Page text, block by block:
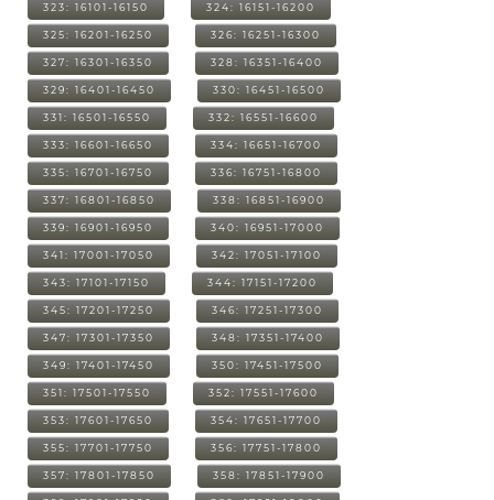
323: 16101-16150 324: 16151-16200
325: 16201-16250 326: 16251-16300
327: 16301-16350 328: 16351-16400
329: 16401-16450 330: 16451-16500
331: 16501-16550 332: 16551-16600
333: 16601-16650 334: 16651-16700
335: 16701-16750 336: 16751-16800
337: 16801-16850 338: 16851-16900
339: 16901-16950 340: 16951-17000
341: 17001-17050 342: 17051-17100
343: 17101-17150 344: 17151-17200
345: 17201-17250 346: 17251-17300
347: 17301-17350 348: 17351-17400
349: 17401-17450 350: 17451-17500
351: 17501-17550 352: 17551-17600
353: 17601-17650 354: 17651-17700
355: 17701-17750 356: 17751-17800
357: 17801-17850 358: 17851-17900